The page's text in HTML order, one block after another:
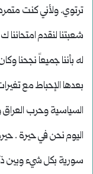
ترتوي. ولأني كنت
شعبتنا لنقدم
له بأننا جميعاً نجحنا
بعدها الإحباط مع
السياسية وحرب العراق
اليوم نحن في حيرة .
سورية بكل شيء وبين